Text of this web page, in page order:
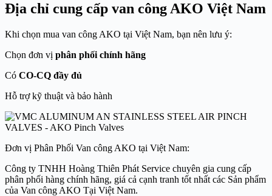
Địa chỉ cung cấp van công AKO Việt Nam
Khi chọn mua van công AKO tại Việt Nam, bạn nên lưu ý:
Chọn đơn vị phân phối chính hãng
Có CO-CQ đầy đủ
Hỗ trợ kỹ thuật và bảo hành
Đơn vị Phân Phối Van công AKO tại Việt Nam:
Công ty TNHH Hoàng Thiên Phát Service chuyên gia cung cấp
phân phối hàng chính hãng, giá cả cạnh tranh tốt nhất các Sản phẩm
của Van công AKO Tại Việt Nam.